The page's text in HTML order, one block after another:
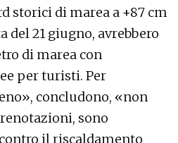
storici di marea a +87 cm
del 21 giugno, avrebbero
di marea con
per turisti. Per
concludono, «non
sono
il riscaldamento